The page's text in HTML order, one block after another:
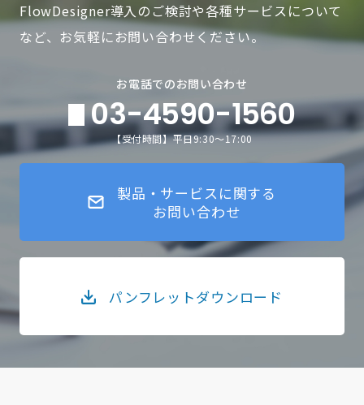
FlowDesigner導入のご検討や各種サービスについて
など、お気軽にお問い合わせください。
お電話でのお問い合わせ
03-4590-1560
【受付時間】平日9:30～17:00
製品・サービスに関する
お問い合わせ
パンフレットダウンロード